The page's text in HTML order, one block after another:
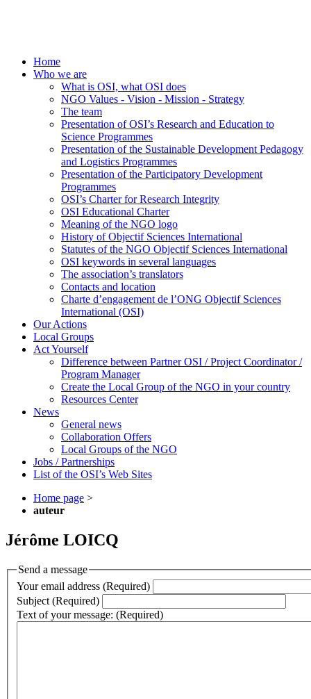
Home
Who we are
What is OSI, what OSI does
NGO Values - Vision - Mission - Strategy
The team
Presentation of OSI’s Research and Education to
Science Programmes
Presentation of the Sustainable Development Pedagogy
and Logistics Programmes
Presentation of the Participatory Development
Programmes
OSI’s Charter for Research Integrity
OSI Educational Charter
Meaning of the NGO logo
History of Objectif Sciences International
Statutes of the NGO Objectif Sciences International
OSI keywords in several languages
The association’s translators
Contacts and location
Charte d’engagement de l’ONG Objectif Sciences
International (OSI)
Our Actions
Local Groups
Act Yourself
Difference between Partner OSI / Project Coordinator /
Program Manager
Create the Local Group of the NGO in your country
Resources Center
News
General news
Collaboration Offers
Local Groups of the NGO
Jobs / Partnerships
List of the OSI’s Web Sites
Home page >
auteur
Jérôme LOICQ
Send a message
Your email address (Required)
Subject (Required)
Text of your message: (Required)